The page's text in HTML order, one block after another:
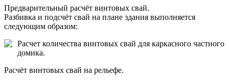
Предварительный расчёт винтовых свай.
Разбивка и подсчёт свай на плане здания выполняется
следующим образом:
Расчет количества винтовых свай для каркасного частного
домика.
Расчёт винтовых свай на рельефе.